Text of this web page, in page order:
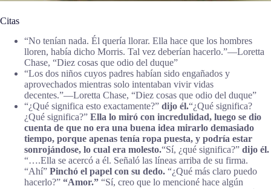
Citas
“No tenían nada. Él quería llorar. Ella hace que los hombres
lloren, había dicho Morris. Tal vez deberían hacerlo.”―Loretta
Chase, “Diez cosas que odio del duque”
“Los dos niños cuyos padres habían sido engañados y
aprovechados mientras solo intentaban vivir vidas
decentes.”―Loretta Chase, “Diez cosas que odio del duque”
“¿Qué significa esto exactamente?” dijo él.“¿Qué significa?
¿Qué significa?” Ella lo miró con incredulidad, luego se dio
cuenta de que no era una buena idea mirarlo demasiado
tiempo, porque apenas tenía ropa puesta, y podría estar
sonrojándose, lo cual era molesto.“Sí, ¿qué significa?” dijo él.
“….Ella se acercó a él. Señaló las líneas arriba de su firma.
“Ahí” Pinchó el papel con su dedo. “¿Qué más claro puedo
hacerlo?” “Amor.” “Sí, creo que lo mencioné hace algún